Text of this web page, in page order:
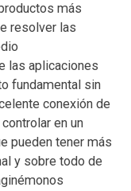
más
resolver las
las aplicaciones
fundamental sin
conexión de
en un
pueden tener más
y sobre todo de